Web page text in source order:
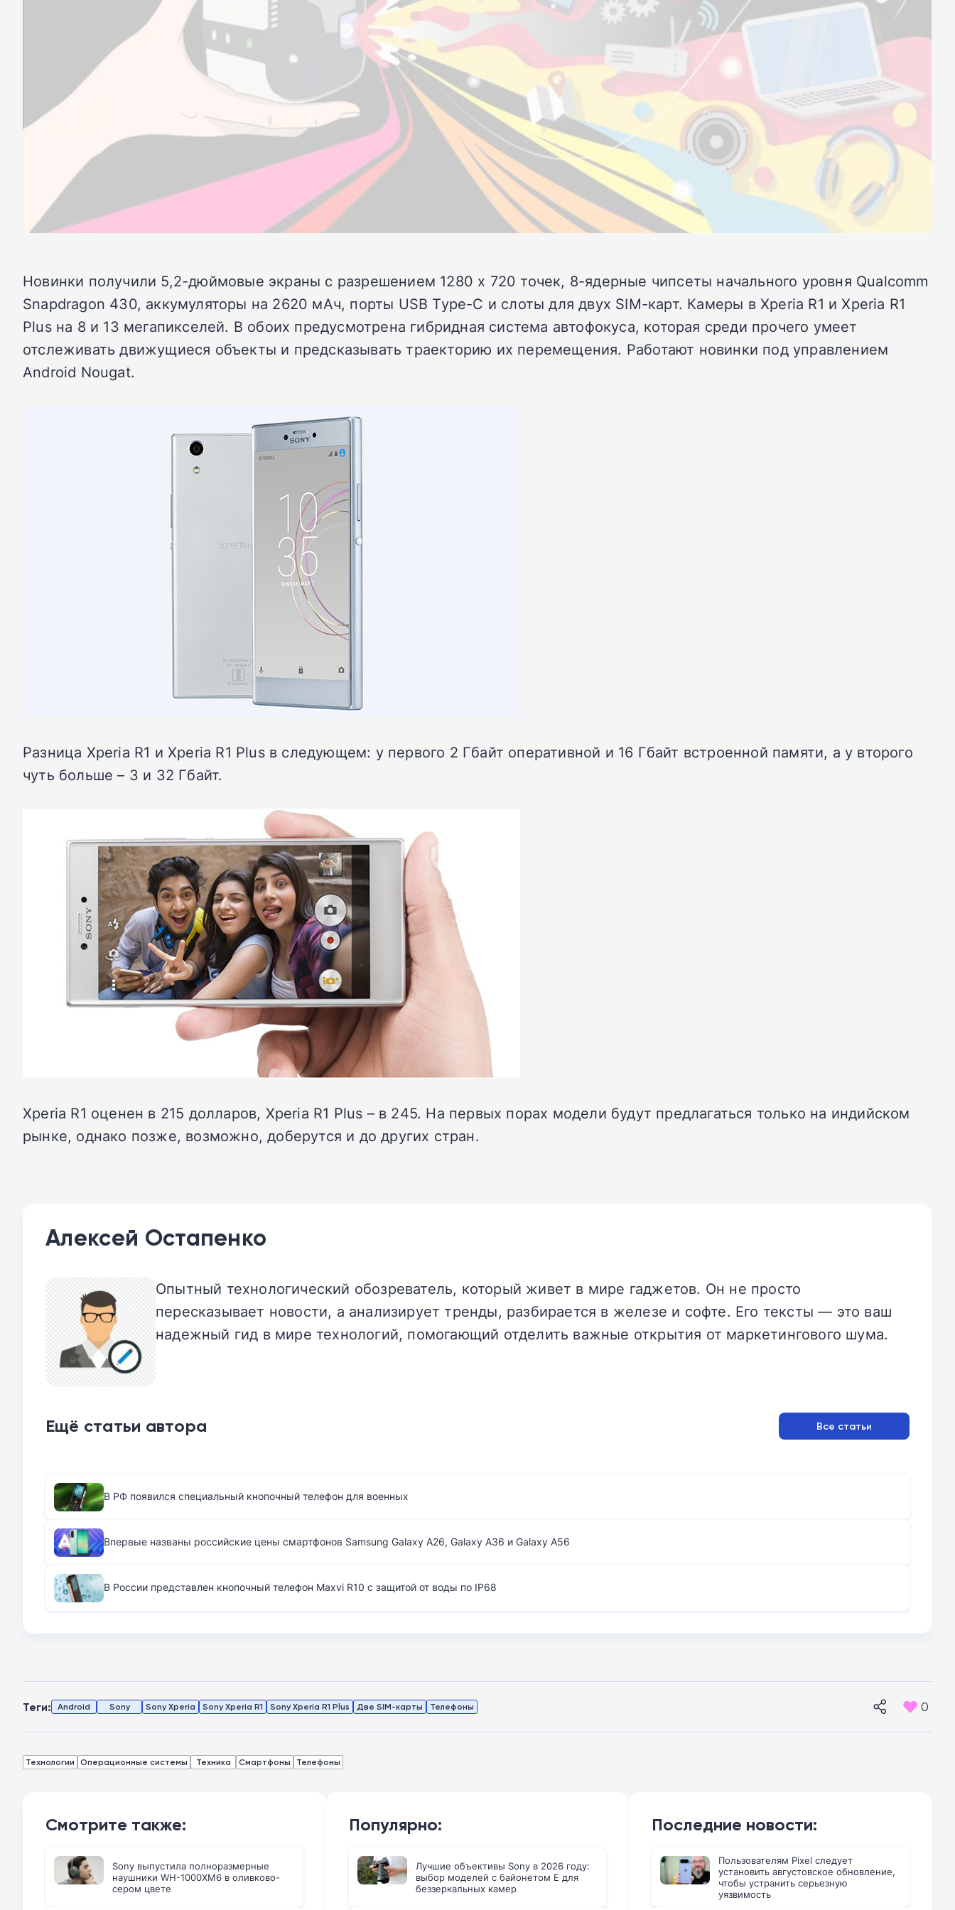
Новинки получили 5,2-дюймовые экраны с разрешением 1280 х 720 точек, 8-ядерные чипсеты начального уровня Qualcomm
Snapdragon 430, аккумуляторы на 2620 мАч, порты USB Type-C и слоты для двух SIM-карт. Камеры в Xperia R1 и Xperia R1
Plus на 8 и 13 мегапикселей. В обоих предусмотрена гибридная система автофокуса, которая среди прочего умеет
отслеживать движущиеся объекты и предсказывать траекторию их перемещения. Работают новинки под управлением
Android Nougat.
Разница Xperia R1 и Xperia R1 Plus в следующем: у первого 2 Гбайт оперативной и 16 Гбайт встроенной памяти, а у второго
чуть больше – 3 и 32 Гбайт.
Xperia R1 оценен в 215 долларов, Xperia R1 Plus – в 245. На первых порах модели будут предлагаться только на индийском
рынке, однако позже, возможно, доберутся и до других стран.
Алексей Остапенко
Опытный технологический обозреватель, который живет в мире гаджетов. Он не просто
пересказывает новости, а анализирует тренды, разбирается в железе и софте. Его тексты — это ваш
надежный гид в мире технологий, помогающий отделить важные открытия от маркетингового шума.
Ещё статьи автора Все статьи
В РФ появился специальный кнопочный телефон для военных
Впервые названы российские цены смартфонов Samsung Galaxy A26, Galaxy A36 и Galaxy A56
В России представлен кнопочный телефон Maxvi R10 с защитой от воды по IP68
Теги: Android Sony Sony Xperia Sony Xperia R1 Sony Xperia R1 Plus Две SIM-карты Телефоны 0
Технологии Операционные системы Техника Смартфоны Телефоны
Смотрите также:
Sony выпустила полноразмерные
наушники WH-1000XM6 в оливково-
сером цвете
Популярно:
Лучшие объективы Sony в 2026 году:
выбор моделей с байонетом E для
беззеркальных камер
Последние новости:
Пользователям Pixel следует
установить августовское обновление,
чтобы устранить серьезную
уязвимость